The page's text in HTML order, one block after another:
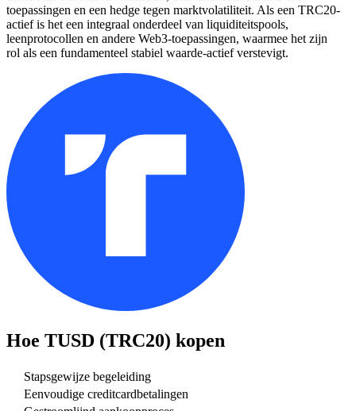
toepassingen en een hedge tegen marktvolatiliteit. Als een TRC20-
actief is het een integraal onderdeel van liquiditeitspools,
leenprotocollen en andere Web3-toepassingen, waarmee het zijn
rol als een fundamenteel stabiel waarde-actief verstevigt.
Hoe TUSD (TRC20) kopen
Stapsgewijze begeleiding
Eenvoudige creditcardbetalingen